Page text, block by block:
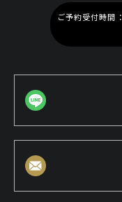
ご予約受付時間：